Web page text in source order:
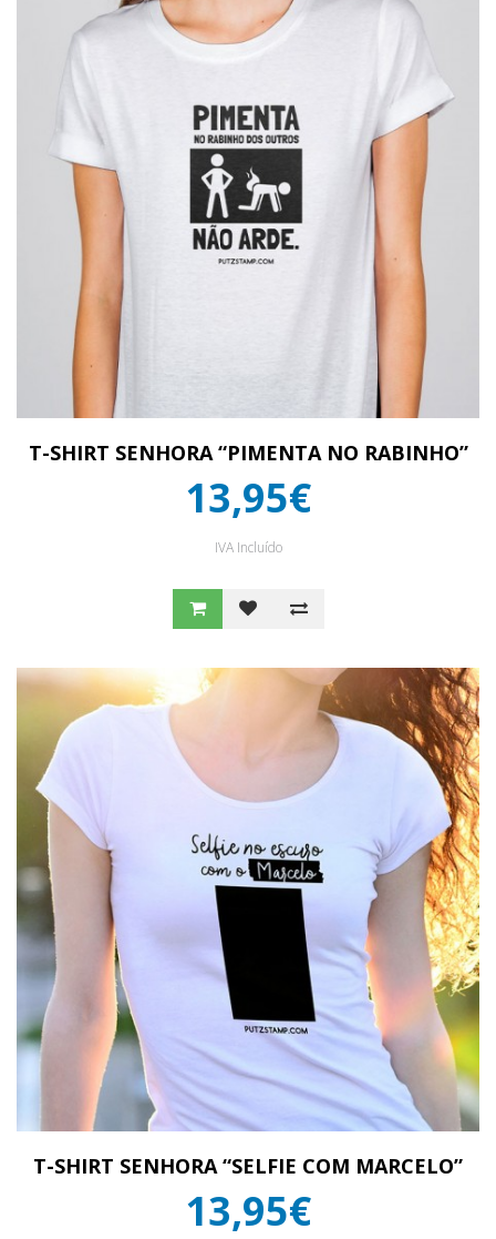
T-SHIRT SENHORA “PIMENTA NO RABINHO”
13,95€
IVA Incluído
T-SHIRT SENHORA “SELFIE COM MARCELO”
13,95€